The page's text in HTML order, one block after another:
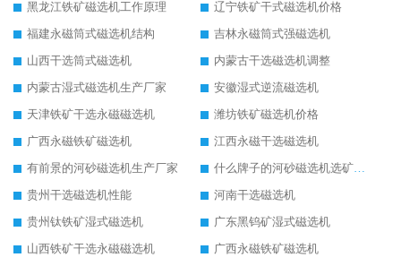
黑龙江铁矿磁选机工作原理
辽宁铁矿干式磁选机价格
福建永磁筒式磁选机结构
吉林永磁筒式强磁选机
山西干选筒式磁选机
内蒙古干选磁选机调整
内蒙古湿式磁选机生产厂家
安徽湿式逆流磁选机
天津铁矿干选永磁磁选机
潍坊铁矿磁选机价格
广西永磁铁矿磁选机
江西永磁干选磁选机
有前景的河砂磁选机生产厂家
什么牌子的河砂磁选机选矿效果好
贵州干选磁选机性能
河南干选磁选机
贵州钛铁矿湿式磁选机
广东黑钨矿湿式磁选机
山西铁矿干选永磁磁选机
广西永磁铁矿磁选机